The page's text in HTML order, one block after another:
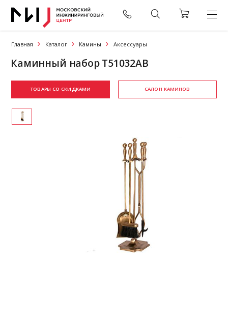
Главная Каталог Камины Аксессуары
Каминный набор T51032AB
ТОВАРЫ СО СКИДКАМИ САЛОН КАМИНОВ